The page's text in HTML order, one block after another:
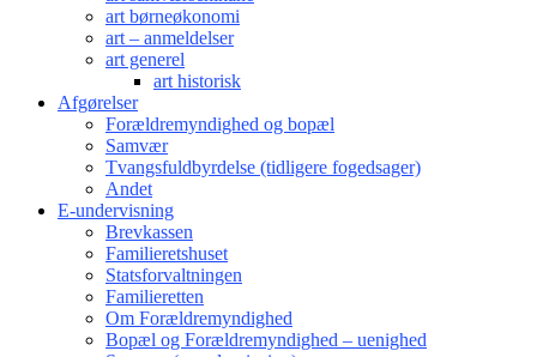
art børneøkonomi
art – anmeldelser
art generel
art historisk
Afgørelser
Forældremyndighed og bopæl
Samvær
Tvangsfuldbyrdelse (tidligere fogedsager)
Andet
E-undervisning
Brevkassen
Familieretshuset
Statsforvaltningen
Familieretten
Om Forældremyndighed
Bopæl og Forældremyndighed – uenighed